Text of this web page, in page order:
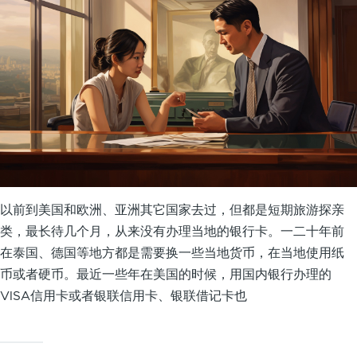
以前到美国和欧洲、亚洲其它国家去过，但都是短期旅游探亲
类，最长待几个月，从来没有办理当地的银行卡。一二十年前
在泰国、德国等地方都是需要换一些当地货币，在当地使用纸
币或者硬币。最近一些年在美国的时候，用国内银行办理的
VISA信用卡或者银联信用卡、银联借记卡也